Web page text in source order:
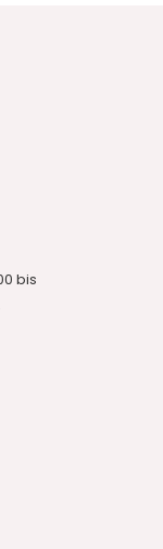
bis